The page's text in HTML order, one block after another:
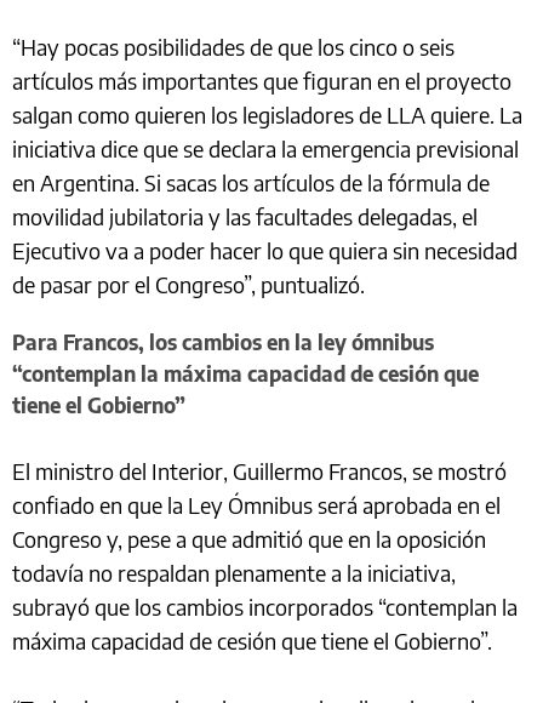
“Hay pocas posibilidades de que los cinco o seis
artículos más importantes que figuran en el proyecto
salgan como quieren los legisladores de LLA quiere. La
iniciativa dice que se declara la emergencia previsional
en Argentina. Si sacas los artículos de la fórmula de
movilidad jubilatoria y las facultades delegadas, el
Ejecutivo va a poder hacer lo que quiera sin necesidad
de pasar por el Congreso”, puntualizó.
Para Francos, los cambios en la ley ómnibus
“contemplan la máxima capacidad de cesión que
tiene el Gobierno”
El ministro del Interior, Guillermo Francos, se mostró
confiado en que la Ley Ómnibus será aprobada en el
Congreso y, pese a que admitió que en la oposición
todavía no respaldan plenamente a la iniciativa,
subrayó que los cambios incorporados “contemplan la
máxima capacidad de cesión que tiene el Gobierno”.